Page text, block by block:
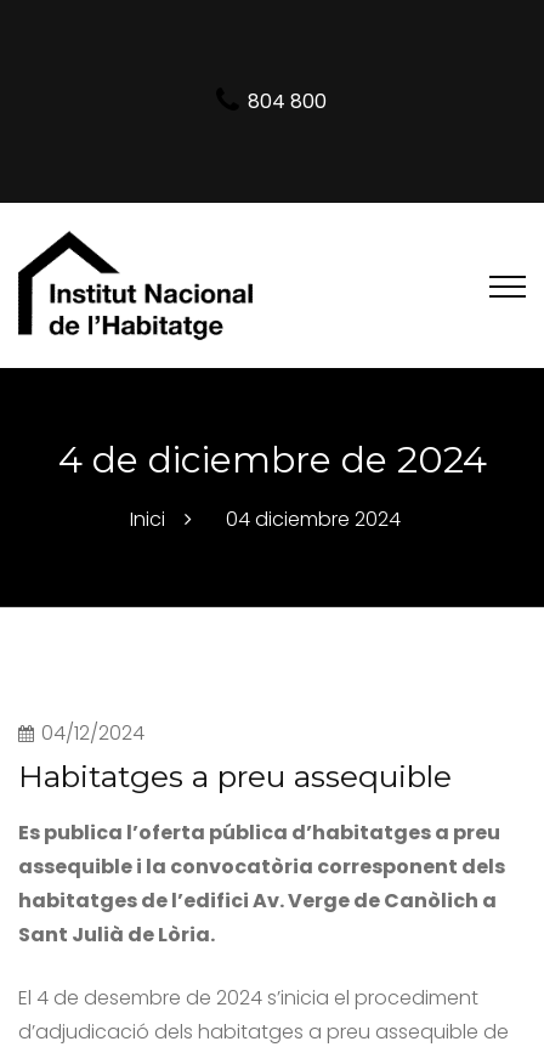
804 800
4 de diciembre de 2024
Inici 04 diciembre 2024
04/12/2024
Habitatges a preu assequible
Es publica l’oferta pública d’habitatges a preu
assequible i la convocatòria corresponent dels
habitatges de l’edifici Av. Verge de Canòlich a
Sant Julià de Lòria.
El 4 de desembre de 2024 s’inicia el procediment
d’adjudicació dels habitatges a preu assequible de